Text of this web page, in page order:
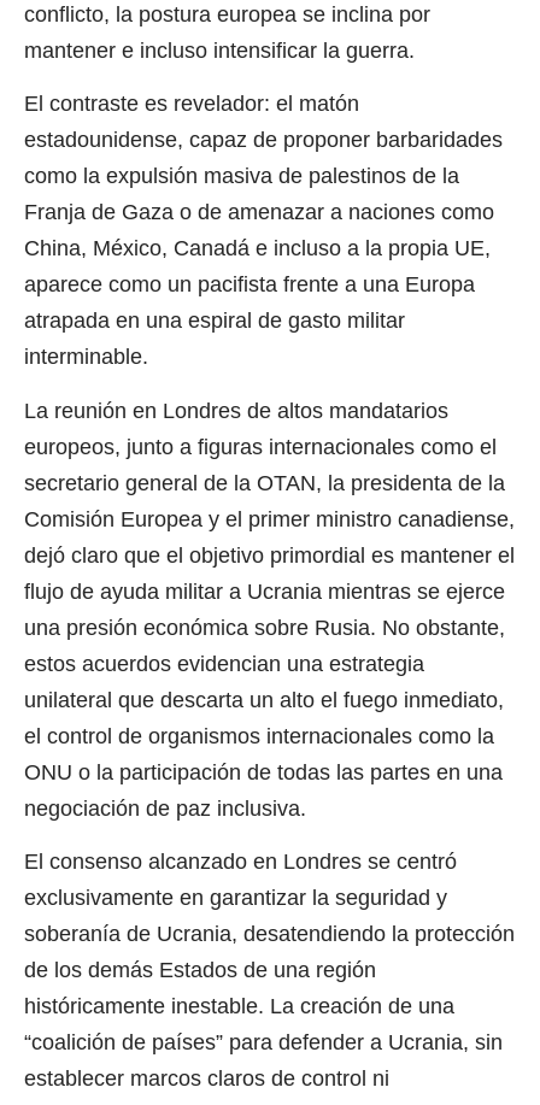
conflicto, la postura europea se inclina por
mantener e incluso intensificar la guerra.
El contraste es revelador: el matón
estadounidense, capaz de proponer barbaridades
como la expulsión masiva de palestinos de la
Franja de Gaza o de amenazar a naciones como
China, México, Canadá e incluso a la propia UE,
aparece como un pacifista frente a una Europa
atrapada en una espiral de gasto militar
interminable.
La reunión en Londres de altos mandatarios
europeos, junto a figuras internacionales como el
secretario general de la OTAN, la presidenta de la
Comisión Europea y el primer ministro canadiense,
dejó claro que el objetivo primordial es mantener el
flujo de ayuda militar a Ucrania mientras se ejerce
una presión económica sobre Rusia. No obstante,
estos acuerdos evidencian una estrategia
unilateral que descarta un alto el fuego inmediato,
el control de organismos internacionales como la
ONU o la participación de todas las partes en una
negociación de paz inclusiva.
El consenso alcanzado en Londres se centró
exclusivamente en garantizar la seguridad y
soberanía de Ucrania, desatendiendo la protección
de los demás Estados de una región
históricamente inestable. La creación de una
“coalición de países” para defender a Ucrania, sin
establecer marcos claros de control ni